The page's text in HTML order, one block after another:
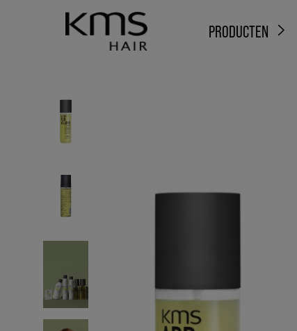
PRODUCTEN